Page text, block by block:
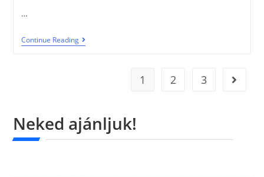
…
Continue Reading
1 2 3
Neked ajánljuk!